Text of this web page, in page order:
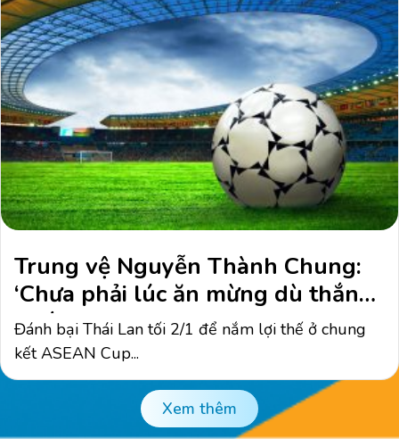
Trung vệ Nguyễn Thành Chung:
‘Chưa phải lúc ăn mừng dù thắng
Thái Lan’
Đánh bại Thái Lan tối 2/1 để nắm lợi thế ở chung
kết ASEAN Cup...
Xem thêm